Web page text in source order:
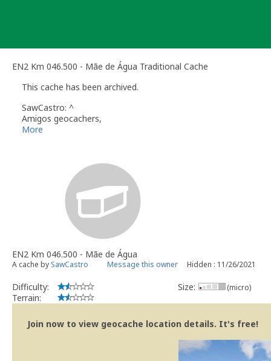
EN2 Km 046.500 - Mãe de Água Traditional Cache
This cache has been archived.
SawCastro: ^
Amigos geocachers,
Esta cache foi arquivada e o container retirado do local para
substituição. Relembra-se que não são permitidos logs de
Obrigado a todos pelas visitas!
Fellow geocachers,
This cache has been archived and the container removed to
Therefore, do not log anything but notes after the archiving
without signing are not allowed and that the logbook and
Thank you all for the visits!
More
EN2 Km 046.500 - Mãe de Água
A cache by SawCastro Message this owner Hidden : 11/26/2021
Difficulty:
Terrain:
Size: (micro)
Join now to view geocache location details. It's free!